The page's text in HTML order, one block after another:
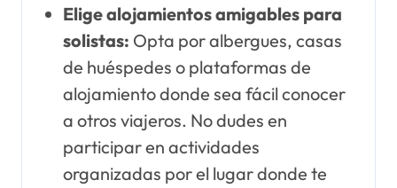
Elige alojamientos amigables para
solistas: Opta por albergues, casas
de huéspedes o plataformas de
alojamiento donde sea fácil conocer
a otros viajeros. No dudes en
participar en actividades
organizadas por el lugar donde te